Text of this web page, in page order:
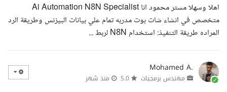
اهلا وسهلا مستر محمود انا Ai Automation N8N Specialist
متخصص في انشاء شات بوت مدربه تمام علي بيانات البيزنس وطريقة الرد
المراده طريقة التنفيذ: استخدام N8N لربط ...
Mohamed A.
مهندس برمجيات منذ شهر